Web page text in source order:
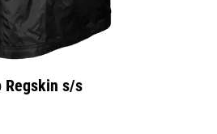
Regskin s/s